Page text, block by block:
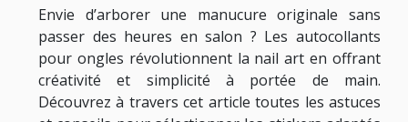
Envie d’arborer une manucure originale sans
passer des heures en salon ? Les autocollants
pour ongles révolutionnent la nail art en offrant
créativité et simplicité à portée de main.
Découvrez à travers cet article toutes les astuces